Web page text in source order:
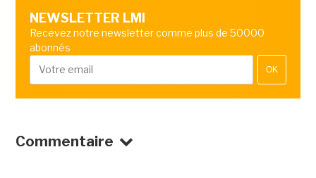
NEWSLETTER LMI
Recevez notre newsletter comme plus de 50000
abonnés
OK
Commentaire